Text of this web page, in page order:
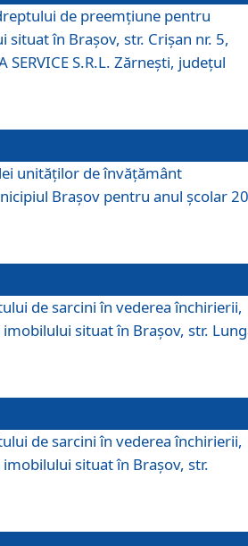
de preemţiune pentru
în Braşov, str. Crişan nr. 5,
SERVICE S.R.L. Zărneşti, judeţul
unităţilor de învăţământ
Braşov pentru anul şcolar
de sarcini în vederea închirierii,
situat în Braşov, str.
de sarcini în vederea închirierii,
situat în Braşov, str.